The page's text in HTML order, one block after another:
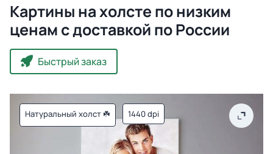
Картины на холсте по низким
ценам с доставкой по России
Быстрый заказ
Натуральный холст ☘️ 1440 dpi